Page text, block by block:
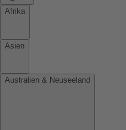
Afrika
Asien
Australien & Neuseeland